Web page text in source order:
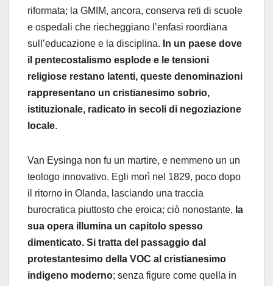
riformata; la GMIM, ancora, conserva reti di scuole
e ospedali che riecheggiano l’enfasi roordiana
sull’educazione e la disciplina. In un paese dove
il pentecostalismo esplode e le tensioni
religiose restano latenti, queste denominazioni
rappresentano un cristianesimo sobrio,
istituzionale, radicato in secoli di negoziazione
locale.
Van Eysinga non fu un martire, e nemmeno un un
teologo innovativo. Egli morì nel 1829, poco dopo
il ritorno in Olanda, lasciando una traccia
burocratica piuttosto che eroica; ciò nonostante, la
sua opera illumina un capitolo spesso
dimenticato. Si tratta del passaggio dal
protestantesimo della VOC al cristianesimo
indigeno moderno; senza figure come quella in